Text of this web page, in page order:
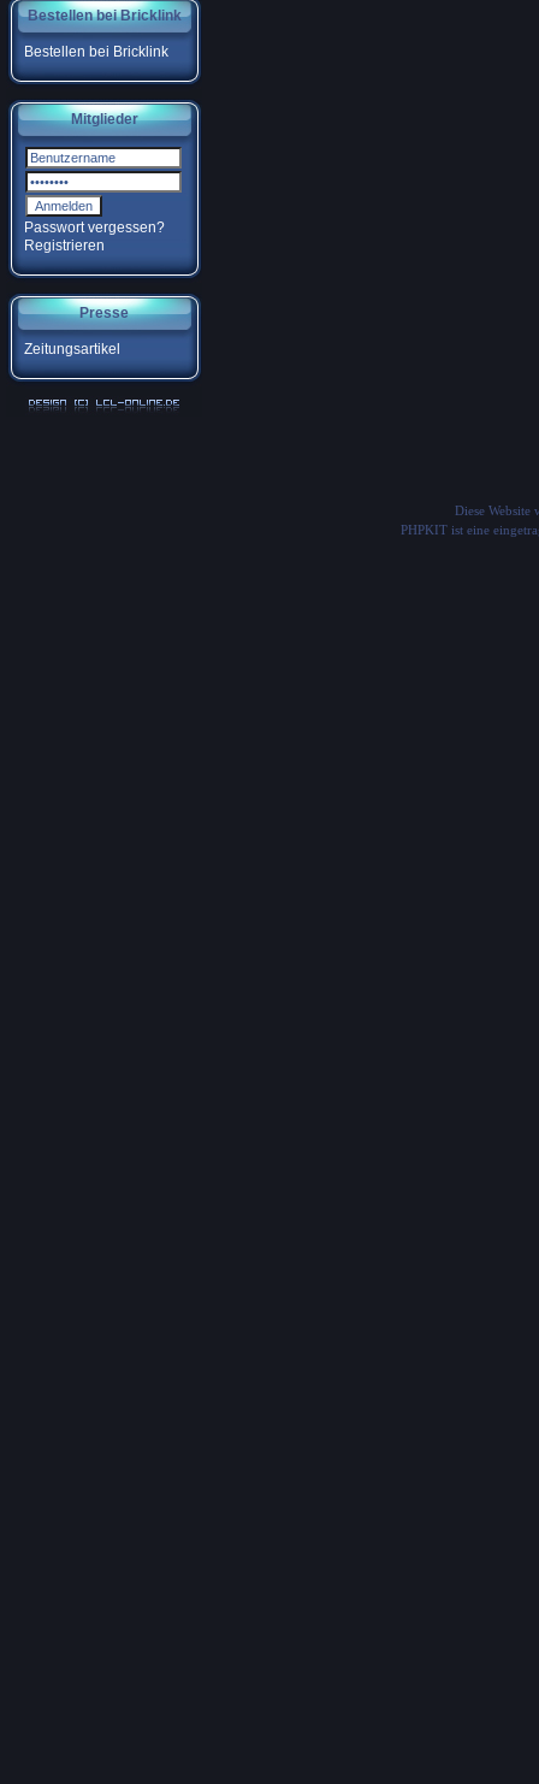
Bestellen bei Bricklink
Bestellen bei Bricklink
Mitglieder
Passwort vergessen?
Registrieren
Presse
Zeitungsartikel
Diese Website
PHPKIT ist eine